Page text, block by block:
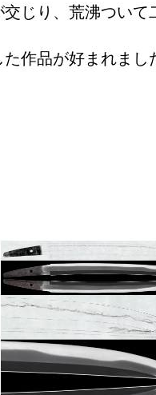
じり、荒沸ついて
作品が好まれま